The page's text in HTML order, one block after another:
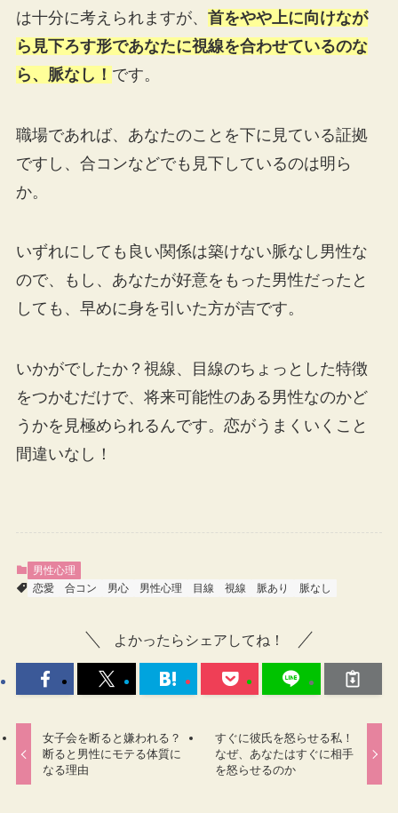
は十分に考えられますが、 首をやや上に向けなが
ら見下ろす形であなたに視線を合わせているのな
ら、脈なし！ です。
職場であれば、あなたのことを下に見ている証拠
ですし、合コンなどでも見下しているのは明ら
か。
いずれにしても良い関係は築けない脈なし男性な
ので、もし、あなたが好意をもった男性だったと
しても、早めに身を引いた方が吉です。
いかがでしたか？視線、目線のちょっとした特徴
をつかむだけで、将来可能性のある男性なのかど
うかを見極められるんです。恋がうまくいくこと
間違いなし！
男性心理
恋愛
合コン 男心 男性心理 目線 視線 脈あり 脈なし
よかったらシェアしてね！
女子会を断ると嫌われる？
断ると男性にモテる体質に
なる理由
すぐに彼氏を怒らせる私！
なぜ、あなたはすぐに相手
を怒らせるのか